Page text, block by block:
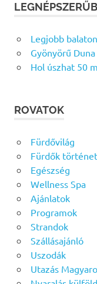
Legjobb
Gyönyörű
Hol úszhat 50
ROVATOK
Fürdővilág
Fürdők
Egészség
Wellness Spa
Ajánlatok
Programok
Strandok
Szállásajánló
Uszodák
Utazás